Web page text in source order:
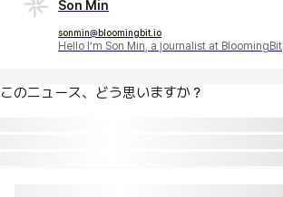
Son Min
sonmin@bloomingbit.io
Hello I’m Son Min, a journalist at BloomingBit
このニュース、どう思いますか？